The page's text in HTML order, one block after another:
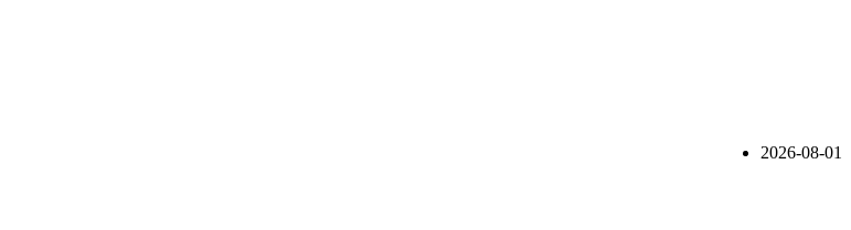
2026-08-01